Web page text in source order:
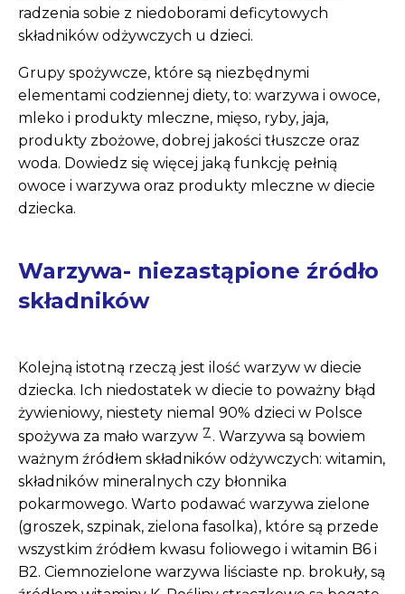
radzenia sobie z niedoborami deficytowych
składników odżywczych u dzieci.
Grupy spożywcze, które są niezbędnymi
elementami codziennej diety, to: warzywa i owoce,
mleko i produkty mleczne, mięso, ryby, jaja,
produkty zbożowe, dobrej jakości tłuszcze oraz
woda. Dowiedz się więcej jaką funkcję pełnią
owoce i warzywa oraz produkty mleczne w diecie
dziecka.
Warzywa- niezastąpione źródło
składników
Kolejną istotną rzeczą jest ilość warzyw w diecie
dziecka. Ich niedostatek w diecie to poważny błąd
żywieniowy, niestety niemal 90% dzieci w Polsce
spożywa za mało warzyw 7 . Warzywa są bowiem
ważnym źródłem składników odżywczych: witamin,
składników mineralnych czy błonnika
pokarmowego. Warto podawać warzywa zielone
(groszek, szpinak, zielona fasolka), które są przede
wszystkim źródłem kwasu foliowego i witamin B6 i
B2. Ciemnozielone warzywa liściaste np. brokuły, są